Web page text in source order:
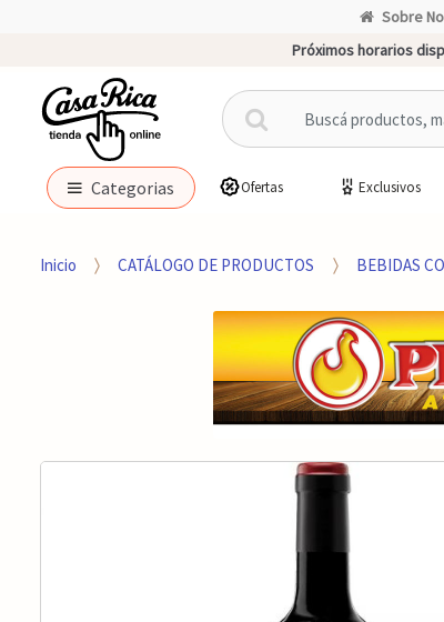
Sobre
Próximos horarios
B
u
c
p
r
Categorias Ofertas Exclusivos
Inicio CATÁLOGO DE PRODUCTOS BEBIDAS